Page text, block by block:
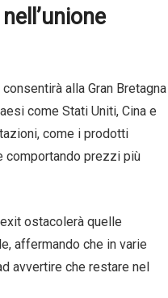
alla Gran Bretagna
come Stati Uniti, Cina e
come i prodotti
comportando prezzi più
ostacolerà quelle
affermando che in varie
avvertire che restare nel